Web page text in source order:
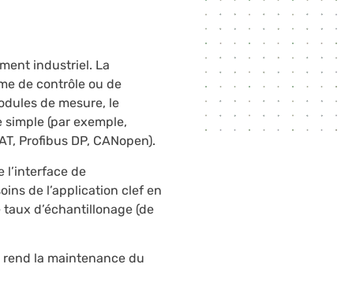
industriel. La
de contrôle ou de
de mesure, le
(par exemple,
Profibus DP, CANopen).
l’interface de
de l’application clef en
d’échantillonage (de
la maintenance du